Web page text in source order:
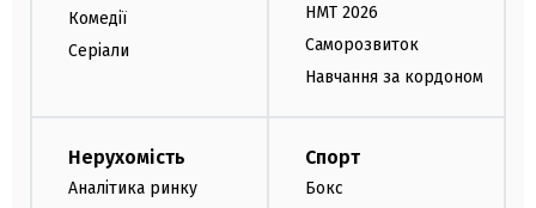
Комедії
Серіали
НМТ 2026
Саморозвиток
Навчання за кордоном
Нерухомість
Аналітика ринку
Спорт
Бокс